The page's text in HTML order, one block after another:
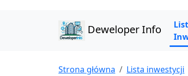
Deweloper Info
Strona główna Lista inwestycji